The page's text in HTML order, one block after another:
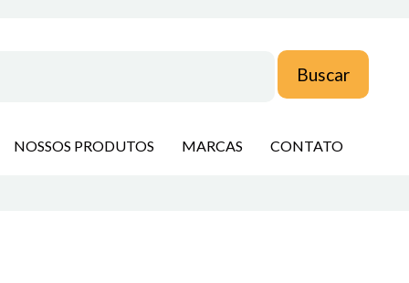
NOSSOS PRODUTOS MARCAS CONTATO